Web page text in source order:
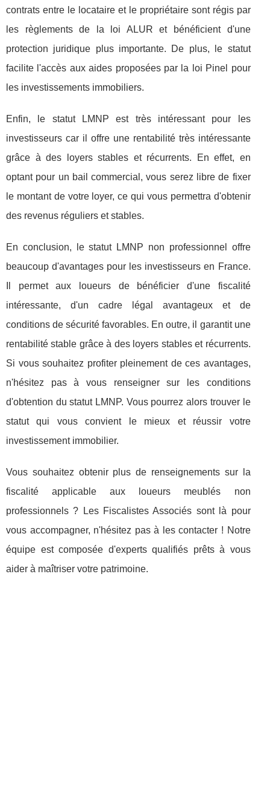
contrats entre le locataire et le propriétaire sont régis par
les règlements de la loi ALUR et bénéficient d'une
protection juridique plus importante. De plus, le statut
facilite l'accès aux aides proposées par la loi Pinel pour
les investissements immobiliers.
Enfin, le statut LMNP est très intéressant pour les
investisseurs car il offre une rentabilité très intéressante
grâce à des loyers stables et récurrents. En effet, en
optant pour un bail commercial, vous serez libre de fixer
le montant de votre loyer, ce qui vous permettra d'obtenir
des revenus réguliers et stables.
En conclusion, le statut LMNP non professionnel offre
beaucoup d'avantages pour les investisseurs en France.
Il permet aux loueurs de bénéficier d'une fiscalité
intéressante, d'un cadre légal avantageux et de
conditions de sécurité favorables. En outre, il garantit une
rentabilité stable grâce à des loyers stables et récurrents.
Si vous souhaitez profiter pleinement de ces avantages,
n'hésitez pas à vous renseigner sur les conditions
d'obtention du statut LMNP. Vous pourrez alors trouver le
statut qui vous convient le mieux et réussir votre
investissement immobilier.
Vous souhaitez obtenir plus de renseignements sur la
fiscalité applicable aux loueurs meublés non
professionnels ? Les Fiscalistes Associés sont là pour
vous accompagner, n'hésitez pas à les contacter ! Notre
équipe est composée d'experts qualifiés prêts à vous
aider à maîtriser votre patrimoine.